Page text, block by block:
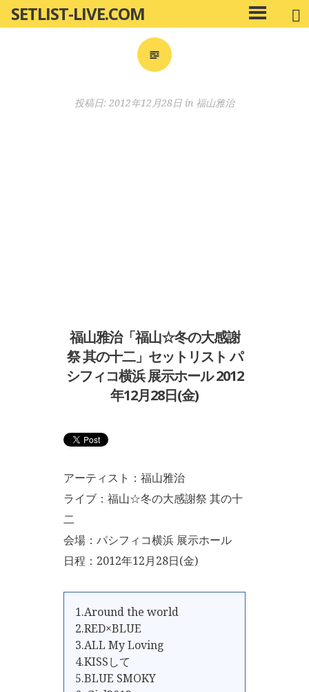
ン
SETLIST-LIVE.COM
メ
イ
投稿日: 2012年12月28日 in 福山雅治
福山雅治「福山☆冬の大感謝
祭 其の十二」セットリスト パ
シフィコ横浜 展示ホール 2012
年12月28日(金)
アーティスト：福山雅治
ライブ：福山☆冬の大感謝祭 其の十
二
会場：パシフィコ横浜 展示ホール
日程：2012年12月28日(金)
1.Around the world
2.RED×BLUE
3.ALL My Loving
4.KISSして
5.BLUE SMOKY